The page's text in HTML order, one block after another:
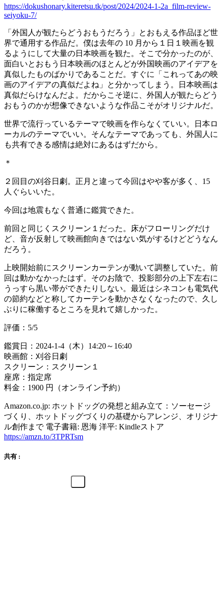
https://dokushonary.kiteretsu.tk/post/2024/2024-1-2a_film-review-
seiyoku-7/
「外国人が観たらどうおもうだろう」とおもえる作品ほど世
界で通用する作品だ。僕は去年の 10 月から１日１映画を観
るようにして大量の日本映画を観た。そこで分かったのが、
面白いとおもう日本映画のほとんどが外国映画のアイデアを
真似したものばかりであることだ。すぐに「これってあの映
画のアイデアの真似だよね」と分かってしまう。日本映画は
真似だらけなんだよ。だからこそ逆に、外国人が観たらどう
おもうのかが想像できないような作品こそがオリジナルだ。
世界で流行っているテーマで映画を作らなくていい。日本ロ
ーカルのテーマでいい。そんなテーマであっても、外国人に
も共有できる感情は絶対にあるはずだから。
＊
２回目の刈谷日劇。正月と違って今回はやや客が多く、15
人ぐらいいた。
今回は地震もなく普通に鑑賞できた。
前回と同じくスクリーン１だった。床がフローリングだけ
ど、音が反射して映画館向きではない気がするけどどうなん
だろう。
上映開始前にスクリーンカーテンが動いて調整していた。前
回は動かなかったはず。そのお陰で、投影部分の上下左右に
うっすら黒い帯ができたりしない。最近はシネコンも電気代
の節約などと称してカーテンを動かさなくなったので、久し
ぶりに稼働するところを見れて嬉しかった。
評価：5/5
鑑賞日：2024-1-4（木）14:20～16:40
映画館：刈谷日劇
スクリーン：スクリーン１
座席：指定席
料金：1900 円（オンライン予約）
Amazon.co.jp: ホットドッグの発想と組み立て：ソーセージ
づくり、ホットドッグづくりの基礎からアレンジ、オリジナ
ル創作まで 電子書籍: 恩海 洋平: Kindleストア
https://amzn.to/3TPRTsm
共有 :